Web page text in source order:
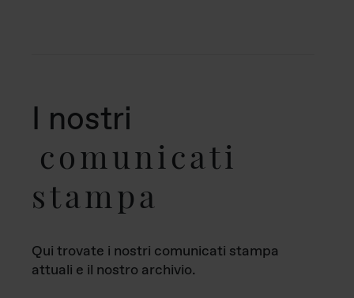
I nostri
comunicati
stampa
Qui trovate i nostri comunicati stampa
attuali e il nostro archivio.